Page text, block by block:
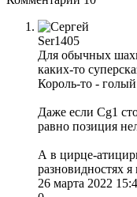
Ser1405
Для обычных
каких-то
Король-то -
Даже если Сg1
равно позиция
А в цирце-
разновидностях
26 марта 2022